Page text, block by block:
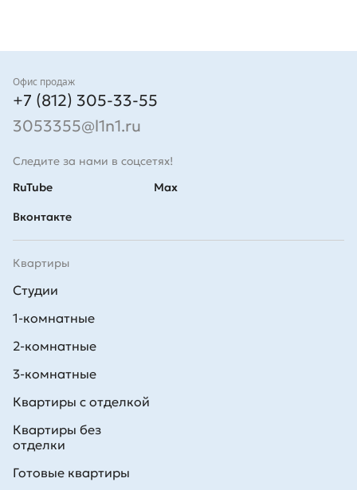
Контакты
Офис продаж
+7 (812) 305-33-55
3053355@l1n1.ru
Следите за нами в соцсетях!
RuTube
Вконтакте
Max
Квартиры
Студии
1-комнатные
2-комнатные
3-комнатные
Квартиры с отделкой
Квартиры без
отделки
Готовые квартиры